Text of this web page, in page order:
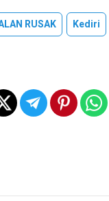
RUSAK Kediri